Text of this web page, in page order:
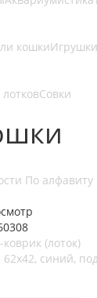
кошки
Совки
По алфавиту
(лоток)
синий,